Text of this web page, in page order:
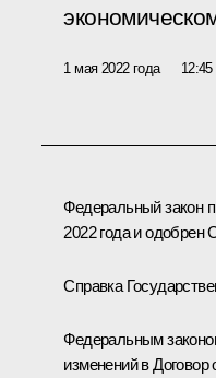
1 мая 2022 года 12:45
Федеральный закон
2022 года и одобрен
Справка
Федеральным
изменений в